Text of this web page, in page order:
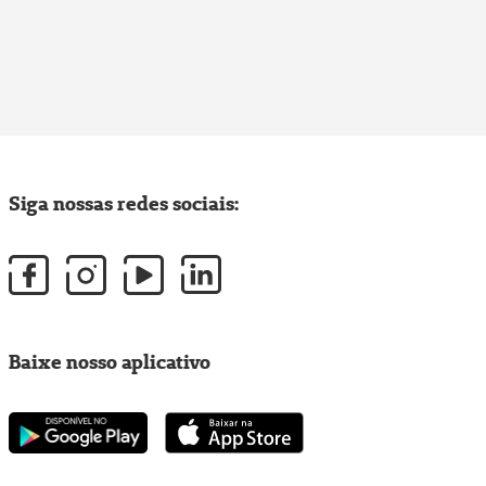
Siga nossas redes sociais:
Baixe nosso aplicativo